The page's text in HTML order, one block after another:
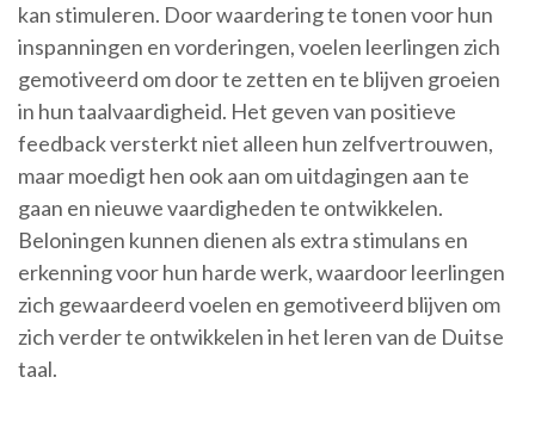
kan stimuleren. Door waardering te tonen voor hun
inspanningen en vorderingen, voelen leerlingen zich
gemotiveerd om door te zetten en te blijven groeien
in hun taalvaardigheid. Het geven van positieve
feedback versterkt niet alleen hun zelfvertrouwen,
maar moedigt hen ook aan om uitdagingen aan te
gaan en nieuwe vaardigheden te ontwikkelen.
Beloningen kunnen dienen als extra stimulans en
erkenning voor hun harde werk, waardoor leerlingen
zich gewaardeerd voelen en gemotiveerd blijven om
zich verder te ontwikkelen in het leren van de Duitse
taal.